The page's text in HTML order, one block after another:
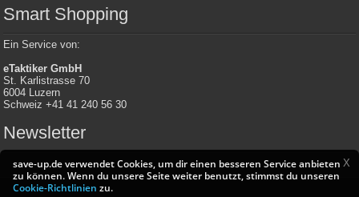
X
save-up.de verwendet Cookies, um dir einen besseren Service anbieten
zu können. Wenn du unsere Seite weiter benutzt, stimmst du unseren
Cookie-Richtlinien zu.
Smart Shopping
Ein Service von:
eTaktiker GmbH
St. Karlistrasse 70
6004 Luzern
Schweiz +41 41 240 56 30
Newsletter